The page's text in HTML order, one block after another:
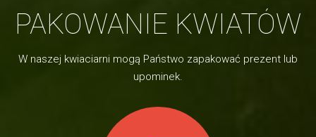
PAKOWANIE KWIATÓW
W naszej kwiaciarni mogą Państwo zapakować prezent lub
upominek.